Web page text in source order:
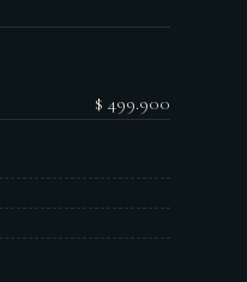
$ 499.900